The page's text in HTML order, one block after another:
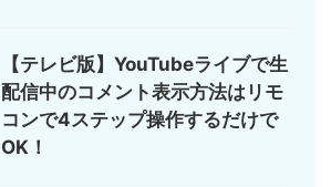
【テレビ版】YouTubeライブで生
配信中のコメント表示方法はリモ
コンで4ステップ操作するだけで
OK！